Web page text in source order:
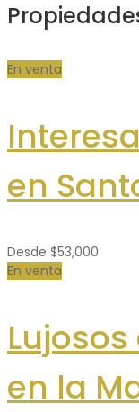
En venta
en
Desde $53,000
En venta
en la